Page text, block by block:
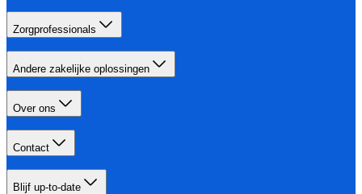
Zorgprofessionals
Andere zakelijke oplossingen
Over ons
Contact
Blijf up-to-date